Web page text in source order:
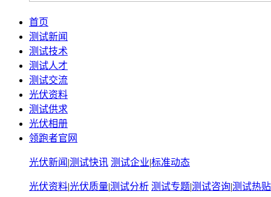
首页
测试新闻
测试技术
测试人才
测试交流
光伏资料
测试供求
光伏相册
领跑者官网
光伏新闻 |测试快讯 测试企业|标准动态
光伏资料|光伏质量|测试分析 测试专题|测试咨询|测试热贴